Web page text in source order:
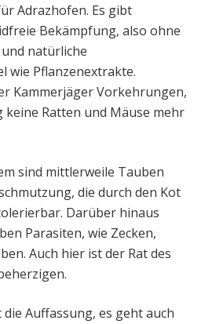
Adrazhofen. Es gibt
Bekämpfung, also ohne
natürliche
wie Pflanzenextrakte.
Kammerjäger Vorkehrungen,
keine Ratten und Mäuse mehr
sind mittlerweile Tauben
die durch den Kot
Darüber hinaus
Parasiten, wie Zecken,
Auch hier ist der Rat des
Auffassung, es geht auch